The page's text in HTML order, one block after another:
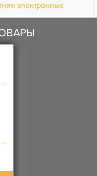
электронные